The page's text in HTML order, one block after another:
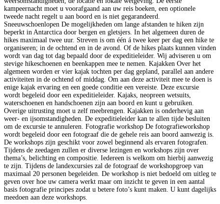
kampeernacht moet u voorafgaand aan uw reis boeken, een optionele
tweede nacht regelt u aan boord en is niet gegarandeerd.
Sneeuwschoenlopen De mogelijkheden om lange afstanden te hiken zijn
beperkt in Antarctica door bergen en gletsjers. In het algemeen duren de
hikes maximaal twee uur. Streven is om één á twee keer per dag een hike te
organiseren; in de ochtend en in de avond. Of de hikes plaats kunnen vinden
wordt van dag tot dag bepaald door de expeditieleider. Wij adviseren u om
stevige hikeschoenen en beenkappen mee te nemen. Kajakken Over het
algemeen worden er vier kajak tochten per dag gepland, parallel aan andere
activiteiten in de ochtend of middag. Om aan deze activiteit mee te doen is
enige kajak ervaring en een goede conditie een vereiste. Deze excursie
wordt begeleid door een expeditieleider. Kajaks, neopreen wetsuits,
waterschoenen en handschoenen zijn aan boord en kunt u gebruiken.
Overige uitrusting moet u zelf meebrengen. Kajakken is onderhevig aan
weer- en ijsomstandigheden. De expeditieleider kan te allen tijde besluiten
om de excursie te annuleren. Fotografie workshop De fotografieworkshop
wordt begeleid door een fotograaf die de gehele reis aan boord aanwezig is.
De workshops zijn geschikt voor zowel beginnend als ervaren fotografen.
Tijdens de zeedagen zullen er diverse lezingen en workshops zijn over
thema’s, belichting en compositie. Iedereen is welkom om hierbij aanwezig
te zijn. Tijdens de landexcursies zal de fotograaf de workshopgroep van
maximaal 20 personen begeleiden. De workshop is niet bedoeld om uitleg te
geven over hoe uw camera werkt maar om inzicht te geven in een aantal
basis fotografie principes zodat u betere foto’s kunt maken. U kunt dagelijks
meedoen aan deze workshops.